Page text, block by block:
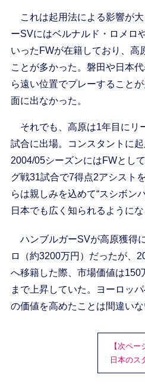
これは起用法による影響が
ーSVにはベルナルド・ロメロ
いったFWが在籍しており、高
ことが多かった。磐田や日本
ら遠い位置でプレーすること
面に出なかった。
それでも、高原は1年目にリ
試合に出場。コンスタントに
2004/05シーズンにはFWとし
グ戦31試合で7得点2アシスト
らは親しみを込めて“スシボン
日本でも広く知られるようにな
ハンブルガーSVが高原獲得
ロ（約3200万円）だったが、
へ移籍した際、市場価値は150
まで上昇していた。ヨーロッ
の価値を高めたことは間違いな
【次ペー
日本のス